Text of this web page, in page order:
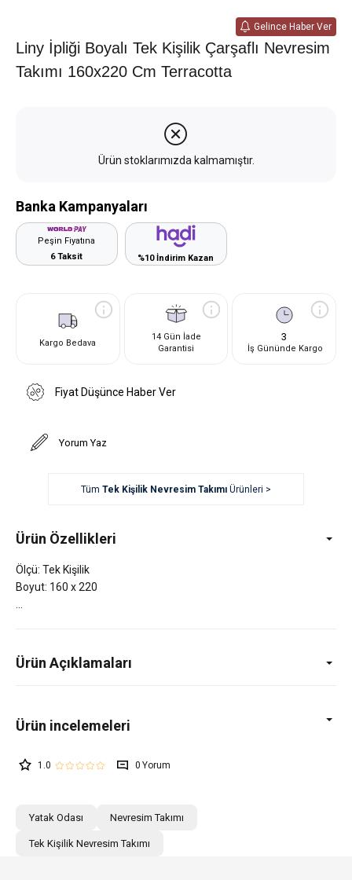
Gelince Haber Ver
Liny İpliği Boyalı Tek Kişilik Çarşaflı Nevresim
Takımı 160x220 Cm Terracotta
Ürün stoklarımızda kalmamıştır.
Banka Kampanyaları
Peşin Fiyatına
6 Taksit
%10 İndirim Kazan
Kargo Bedava
14 Gün İade
Garantisi
3
İş Gününde Kargo
Fiyat Düşünce Haber Ver
Yorum Yaz
Tüm Tek Kişilik Nevresim TakımıÜrünleri >
Ürün Özellikleri
Ölçü: Tek Kişilik
Boyut: 160 x 220
Ürün Açıklamaları
1.0 0
Yatak Odası Nevresim Takımı
Tek Kişilik Nevresim Takımı